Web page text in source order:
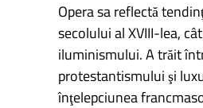
Opera sa reflectă
secolului al XVIII-lea,
iluminismului. A trăit
protestantismului şi
înţelepciunea